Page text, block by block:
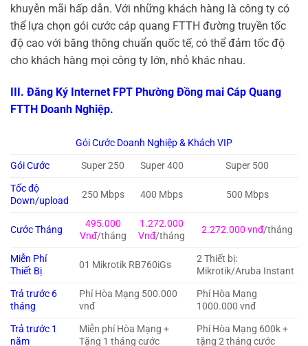
khuyễn mãi hấp dẫn. Với những khách hàng là công ty có
thể lựa chọn gói cước cáp quang FTTH đường truyền tốc
độ cao với băng thông chuẩn quốc tế, có thể đảm tốc độ
cho khách hàng mọi công ty lớn, nhỏ khác nhau.
III. Đăng Ký Internet FPT Phường Đồng mai Cáp Quang
FTTH Doanh Nghiệp.
Gói Cước Doanh Nghiệp & Khách VIP
Gói Cước
Super 250 Super 400
Super 500
Tốc độ
Down/upload
250 Mbps 400 Mbps 500 Mbps
Cước Tháng
495.000
Vnđ/tháng
1.272.000
Vnđ/tháng
2.272.000 vnđ/tháng
Miễn Phí
Thiết Bị
01 Mikrotik RB760iGs
2 Thiết bị:
Mikrotik/Aruba Instant
Trả trước 6
tháng
Phí Hòa Mạng 500.000
vnđ
Phí Hòa Mạng
1000.000 vnđ
Trả trước 1
năm
Miễn phí Hòa Mạng +
Tặng 1 tháng cước
Phí Hòa Mạng 600k +
tặng 2 tháng cước